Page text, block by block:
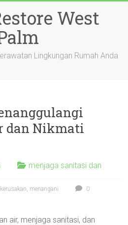
West
Lingkungan Rumah Anda
dan Nikmati
menjaga sanitasi dan
kerusakan, menangani
0
air, menjaga sanitasi, dan